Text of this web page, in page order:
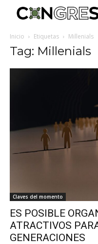
Inicio Etiquetas Millenials
Tag: Millenials
Claves del momento
ES POSIBLE
ATRACTIVOS
GENERACIONES